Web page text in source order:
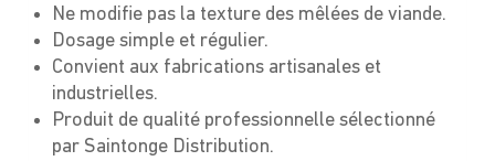
Ne modifie pas la texture des mêlées de viande.
Dosage simple et régulier.
Convient aux fabrications artisanales et
industrielles.
Produit de qualité professionnelle sélectionné
par Saintonge Distribution.